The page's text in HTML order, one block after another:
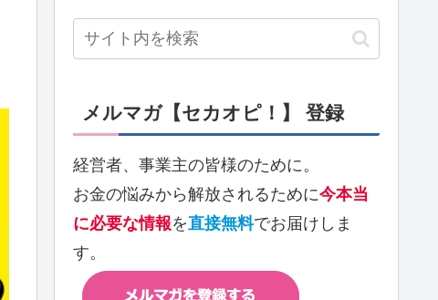
メルマガ【セカオピ！】 登録
経営者、事業主の皆様のために。
お金の悩みから解放されるために今本当
に必要な情報を直接無料でお届けしま
す。